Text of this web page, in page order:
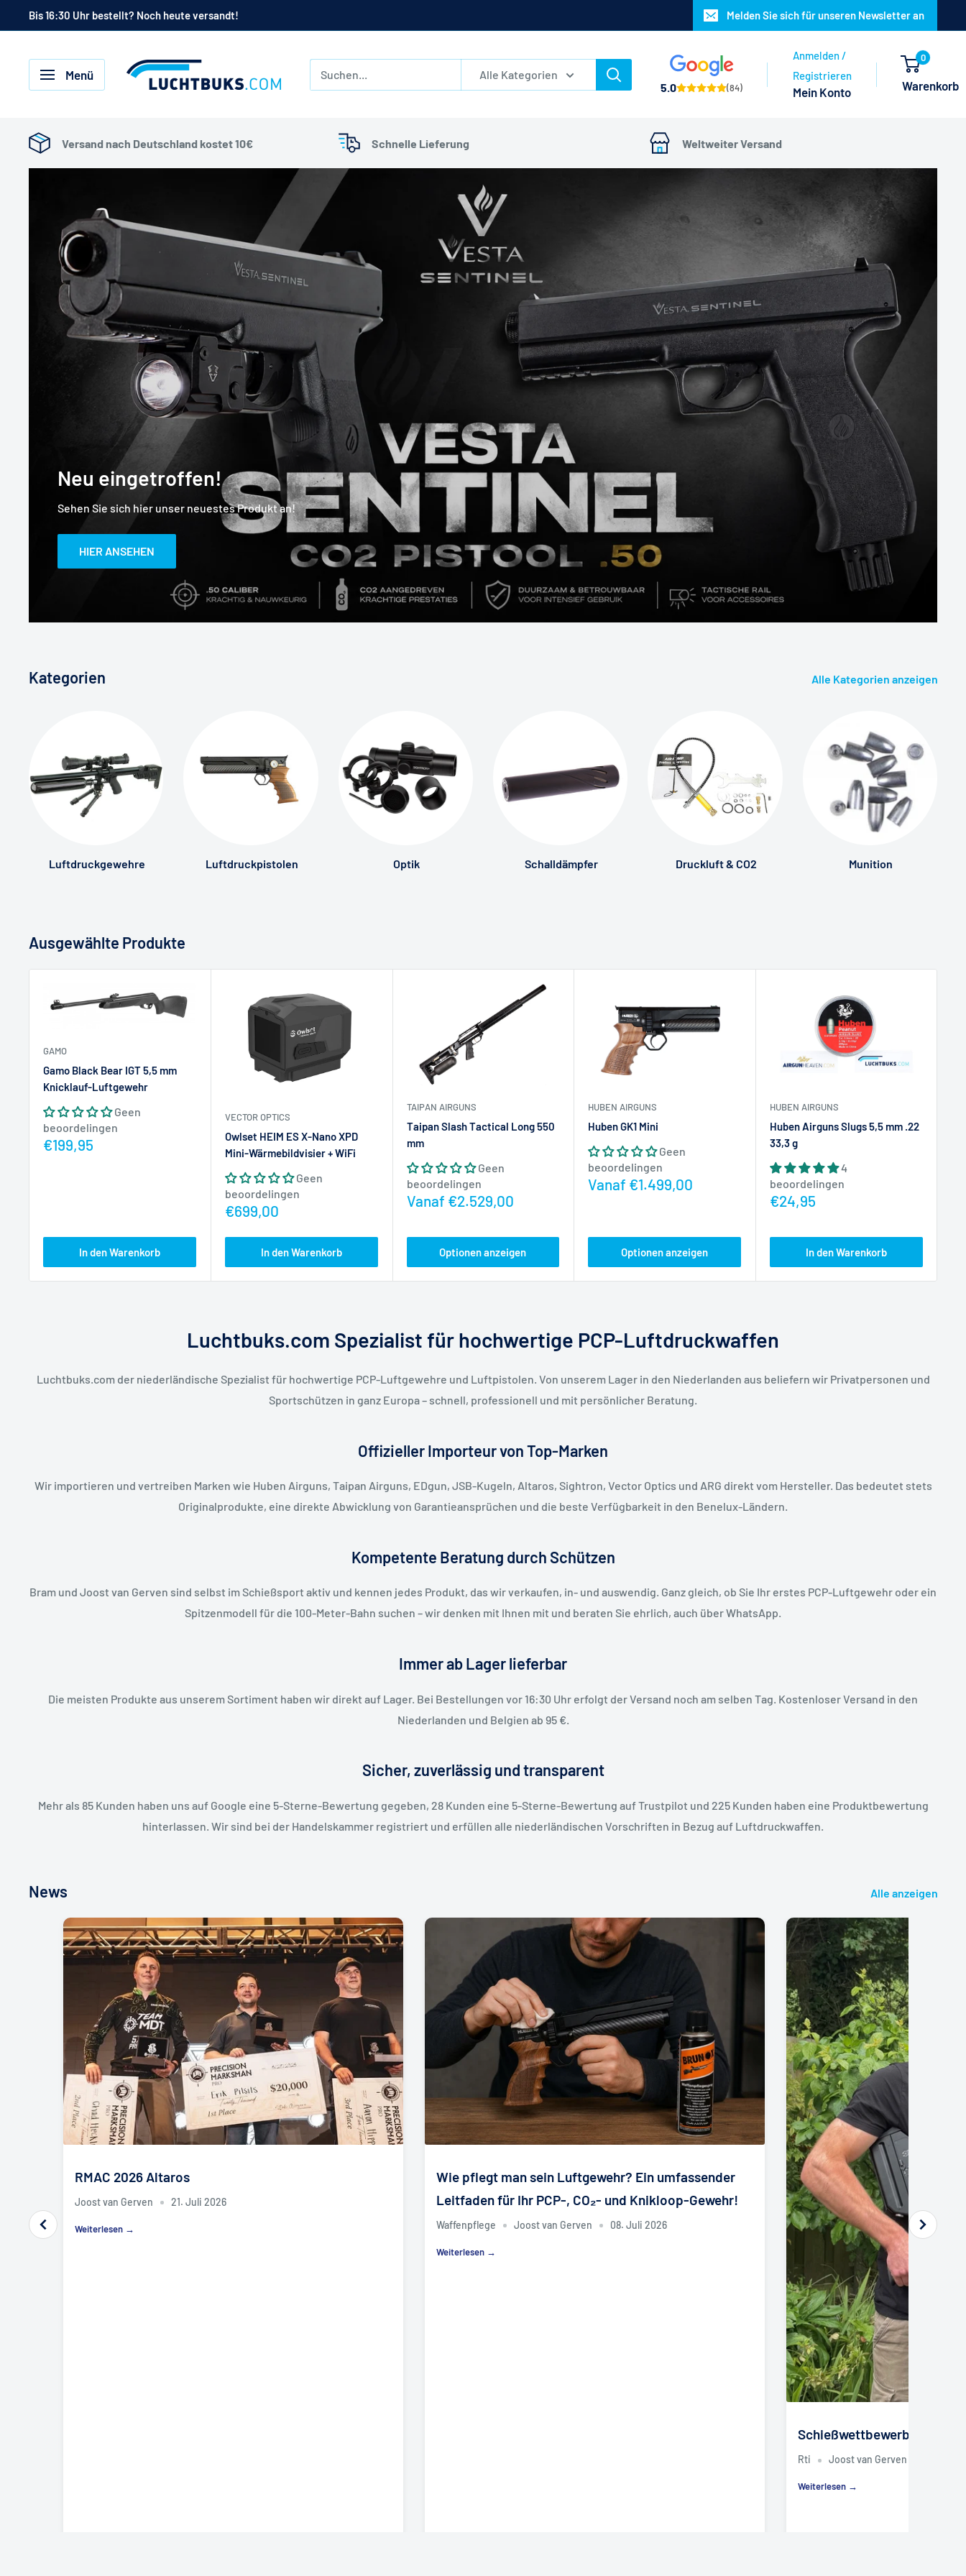
Inhalt
Bis 16:30 Uhr bestellt? Noch heute versandt! Melden Sie sich für unseren Newsletter an
Menü
Luftgewehr
kaufen
Luftpistolen
Alle Kategorien
5.0
(84)
Anmelden /
Registrieren
Mein Konto
0
Warenkorb
Versand nach Deutschland kostet 10€ Schnelle Lieferung Weltweiter Versand
Neu eingetroffen!
Sehen Sie sich hier unser neuestes Produkt an!
HIER ANSEHEN
Kategorien Alle Kategorien anzeigen
Luftdruckgewehre Luftdruckpistolen Optik Schalldämpfer Druckluft & CO2 Munition
Ausgewählte Produkte
GAMO
Gamo Black Bear IGT 5,5 mm
Knicklauf-Luftgewehr
Geen
beoordelingen
Actieprijs
€199,95
In den Warenkorb
VECTOR OPTICS
Owlset HEIM ES X-Nano XPD
Mini-Wärmebildvisier + WiFi
Geen
beoordelingen
Actieprijs
€699,00
In den Warenkorb
TAIPAN AIRGUNS
Taipan Slash Tactical Long 550
mm
Geen
beoordelingen
Actieprijs
Vanaf €2.529,00
Optionen anzeigen
HUBEN AIRGUNS
Huben GK1 Mini
Geen
beoordelingen
Actieprijs
Vanaf €1.499,00
Optionen anzeigen
HUBEN AIRGUNS
Huben Airguns Slugs 5,5 mm .22
33,3 g
4
beoordelingen
Actieprijs
€24,95
In den Warenkorb
Luchtbuks.com Spezialist für hochwertige PCP-Luftdruckwaffen
Luchtbuks.com der niederländische Spezialist für hochwertige PCP-Luftgewehre und Luftpistolen. Von unserem Lager in den Niederlanden aus beliefern wir Privatpersonen und
Sportschützen in ganz Europa – schnell, professionell und mit persönlicher Beratung.
Offizieller Importeur von Top-Marken
Wir importieren und vertreiben Marken wie Huben Airguns, Taipan Airguns, EDgun, JSB-Kugeln, Altaros, Sightron, Vector Optics und ARG direkt vom Hersteller. Das bedeutet stets
Originalprodukte, eine direkte Abwicklung von Garantieansprüchen und die beste Verfügbarkeit in den Benelux-Ländern.
Kompetente Beratung durch Schützen
Bram und Joost van Gerven sind selbst im Schießsport aktiv und kennen jedes Produkt, das wir verkaufen, in- und auswendig. Ganz gleich, ob Sie Ihr erstes PCP-Luftgewehr oder ein
Spitzenmodell für die 100-Meter-Bahn suchen – wir denken mit Ihnen mit und beraten Sie ehrlich, auch über WhatsApp.
Immer ab Lager lieferbar
Die meisten Produkte aus unserem Sortiment haben wir direkt auf Lager. Bei Bestellungen vor 16:30 Uhr erfolgt der Versand noch am selben Tag. Kostenloser Versand in den
Niederlanden und Belgien ab 95 €.
Sicher, zuverlässig und transparent
Mehr als 85 Kunden haben uns auf Google eine 5-Sterne-Bewertung gegeben, 28 Kunden eine 5-Sterne-Bewertung auf Trustpilot und 225 Kunden haben eine Produktbewertung
hinterlassen. Wir sind bei der Handelskammer registriert und erfüllen alle niederländischen Vorschriften in Bezug auf Luftdruckwaffen.
News Alle anzeigen
RMAC 2026 Altaros
Joost van Gerven 21. Juli 2026
Weiterlesen →
Wie pflegt man sein Luftgewehr? Ein umfassender
Leitfaden für Ihr PCP-, CO₂- und Knikloop-Gewehr!
Waffenpflege Joost van Gerven 08. Juli 2026
Weiterlesen →
Schießwettbewerb „Naked“
Rti Joost van Gerven
Weiterlesen →